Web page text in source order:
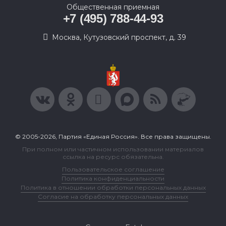
Общественная приемная
+7 (495) 788-44-93
Москва, Кутузовский проспект, д. 39
© 2005-2026, Партия «Единая Россия». Все права защищены.
При полном или частичном использовании материалов
ссылка на ресурс обязательна.
Пользовательское соглашение
Политика конфиденциальности
Политика в отношении обработки персональных данных
Согласие на обработку персональных данных